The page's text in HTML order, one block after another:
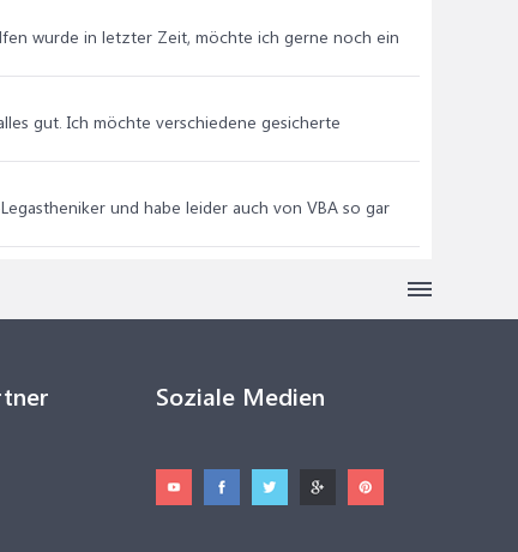
wurde in letzter Zeit, möchte ich gerne noch ein
gut. Ich möchte verschiedene gesicherte
und habe leider auch von VBA so gar
Soziale Medien